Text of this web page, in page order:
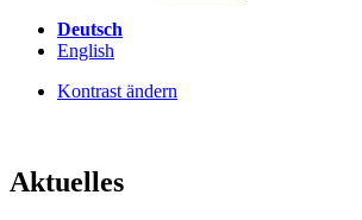
Deutsch
English
Kontrast ändern
Aktuelles